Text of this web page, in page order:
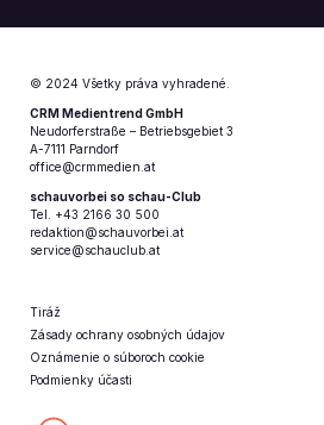
© 2024 Všetky práva vyhradené.
CRM Medientrend GmbH
Neudorferstraße – Betriebsgebiet 3
A-7111 Parndorf
office@crmmedien.at
schauvorbei so schau-Club
Tel. +43 2166 30 500
redaktion@schauvorbei.at
service@schauclub.at
Tiráž
Zásady ochrany osobných údajov
Oznámenie o súboroch cookie
Podmienky účasti